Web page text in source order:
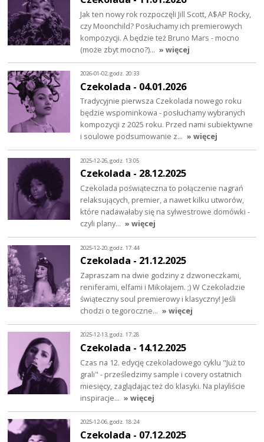
Jak ten nowy rok rozpoczęli Jill Scott, A$AP Rocky,
czy Moonchild? Posłuchamy ich premierowych
kompozycji. A będzie też Bruno Mars - mocno
(może zbyt mocno?)… » więcej
2026-01-02, godz. 20:33
Czekolada - 04.01.2026
Tradycyjnie pierwsza Czekolada nowego roku
będzie wspominkowa - posłuchamy wybranych
kompozycji z 2025 roku. Przed nami subiektywne
i soulowe podsumowanie z… » więcej
2025-12-26, godz. 13:05
Czekolada - 28.12.2025
Czekolada poświąteczna to połączenie nagrań
relaksujących, premier, a nawet kilku utworów,
które nadawałaby się na sylwestrowe domówki -
czyli plany… » więcej
2025-12-20, godz. 17:44
Czekolada - 21.12.2025
Zapraszam na dwie godziny z dzwoneczkami,
reniferami, elfami i Mikołajem. ;) W Czekoladzie
świąteczny soul premierowy i klasyczny! Jeśli
chodzi o tegoroczne… » więcej
2025-12-13, godz. 17:28
Czekolada - 14.12.2025
Czas na 12. edycję czekoladowego cyklu "Już to
grali" - prześledzimy sample i covery ostatnich
miesięcy, zaglądając też do klasyki. Na playliście
inspiracje… » więcej
2025-12-06, godz. 18:24
Czekolada - 07.12.2025